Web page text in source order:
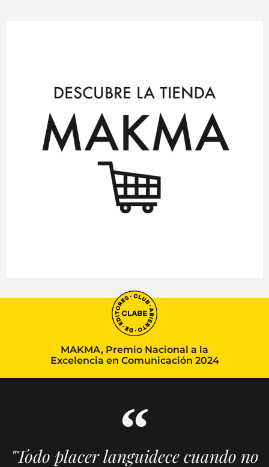
MAKMA, Premio Nacional a la
Excelencia en Comunicación 2024
"Todo placer languidece cuando no